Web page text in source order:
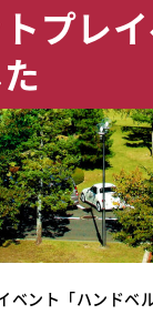
プレ
ベント「ハンドベ